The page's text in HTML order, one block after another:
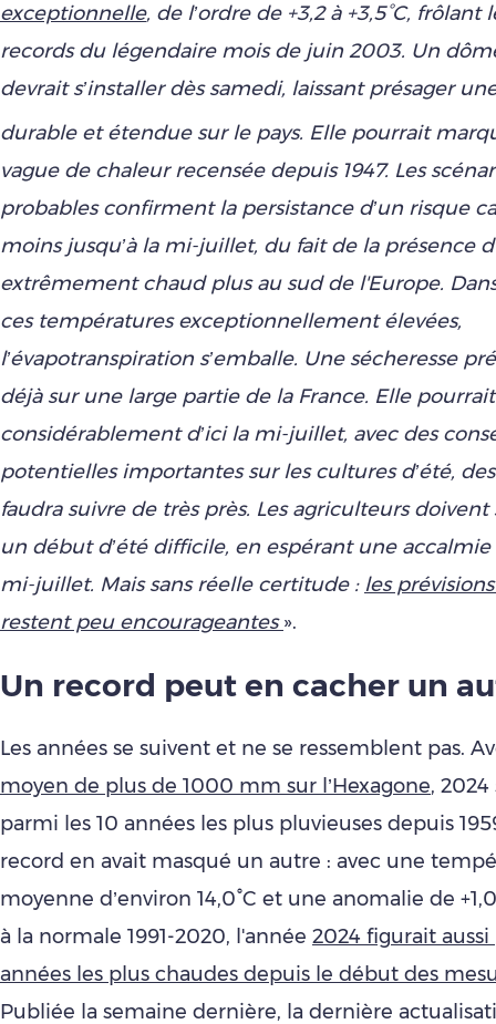
exceptionnelle, de l’ordre de +3,2 à +3,5°C, frôlant
records du légendaire mois de juin 2003. Un
devrait s’installer dès samedi, laissant présager
durable et étendue sur le pays. Elle pourrait
vague de chaleur recensée depuis 1947. Les
probables confirment la persistance d’un risque
moins jusqu’à la mi-juillet, du fait de la présence
extrêmement chaud plus au sud de l'Europe.
ces températures exceptionnellement élevées,
l’évapotranspiration s’emballe. Une sécheresse
déjà sur une large partie de la France. Elle pourrait
considérablement d’ici la mi-juillet, avec des
potentielles importantes sur les cultures d’été,
faudra suivre de très près. Les agriculteurs doivent
un début d’été difficile, en espérant une
mi-juillet. Mais sans réelle certitude : les
restent peu encourageantes».
Un record peut en cacher un
Les années se suivent et ne se ressemblent pas.
moyen de plus de 1000 mm sur l’Hexagone, 2024
parmi les 10 années les plus pluvieuses depuis
record en avait masqué un autre : avec une
moyenne d’environ 14,0°C et une anomalie de
à la normale 1991-2020, l'année 2024 figurait
années les plus chaudes depuis le début des
Publiée la semaine dernière, la dernière